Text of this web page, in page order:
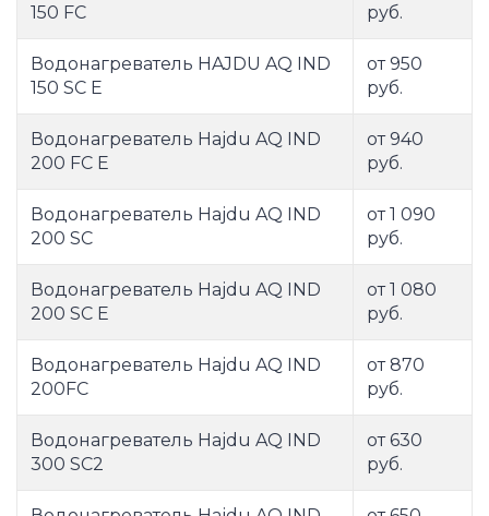
150 FC
руб.
Водонагреватель HAJDU AQ IND
150 SC E
от 950
руб.
Водонагреватель Hajdu AQ IND
200 FC E
от 940
руб.
Водонагреватель Hajdu AQ IND
200 SC
от 1 090
руб.
Водонагреватель Hajdu AQ IND
200 SC E
от 1 080
руб.
Водонагреватель Hajdu AQ IND
200FC
от 870
руб.
Водонагреватель Hajdu AQ IND
300 SC2
от 630
руб.